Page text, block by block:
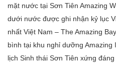
mặt nước tại Sơn Tiên Amazing
dưới nước được ghi nhận kỷ lục
nhất Việt Nam – The Amazing
bình tại khu nghỉ dưỡng Amazing
lịch Sinh thái Sơn Tiên xứng